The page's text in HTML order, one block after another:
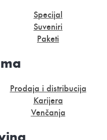
Specijal
Suveniri
Paketi
Prodaja i distribucija
Karijera
Venčanja